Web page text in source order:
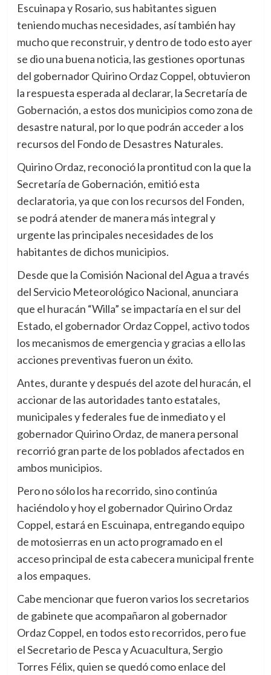
Escuinapa y Rosario, sus habitantes siguen
teniendo muchas necesidades, así también hay
mucho que reconstruir, y dentro de todo esto ayer
se dio una buena noticia, las gestiones oportunas
del gobernador Quirino Ordaz Coppel, obtuvieron
la respuesta esperada al declarar, la Secretaría de
Gobernación, a estos dos municipios como zona de
desastre natural, por lo que podrán acceder a los
recursos del Fondo de Desastres Naturales.
Quirino Ordaz, reconoció la prontitud con la que la
Secretaría de Gobernación, emitió esta
declaratoria, ya que con los recursos del Fonden,
se podrá atender de manera más integral y
urgente las principales necesidades de los
habitantes de dichos municipios.
Desde que la Comisión Nacional del Agua a través
del Servicio Meteorológico Nacional, anunciara
que el huracán “Willa” se impactaría en el sur del
Estado, el gobernador Ordaz Coppel, activo todos
los mecanismos de emergencia y gracias a ello las
acciones preventivas fueron un éxito.
Antes, durante y después del azote del huracán, el
accionar de las autoridades tanto estatales,
municipales y federales fue de inmediato y el
gobernador Quirino Ordaz, de manera personal
recorrió gran parte de los poblados afectados en
ambos municipios.
Pero no sólo los ha recorrido, sino continúa
haciéndolo y hoy el gobernador Quirino Ordaz
Coppel, estará en Escuinapa, entregando equipo
de motosierras en un acto programado en el
acceso principal de esta cabecera municipal frente
a los empaques.
Cabe mencionar que fueron varios los secretarios
de gabinete que acompañaron al gobernador
Ordaz Coppel, en todos esto recorridos, pero fue
el Secretario de Pesca y Acuacultura, Sergio
Torres Félix, quien se quedó como enlace del